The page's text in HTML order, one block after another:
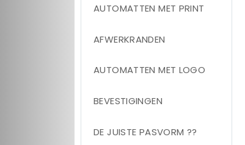
AUTOMATTEN MET PRINT
AFWERKRANDEN
AUTOMATTEN MET LOGO
BEVESTIGINGEN
DE JUISTE PASVORM ??